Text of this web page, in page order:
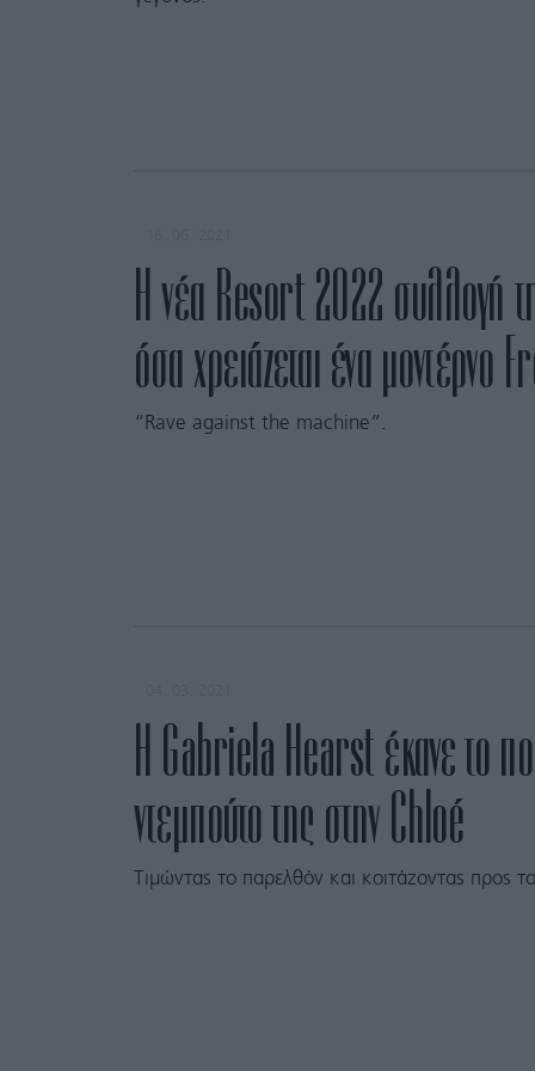
Η νέα Resort 2022 συλλογή
όσα χρειάζεται ένα
“Rave against the machine”.
Η Gabriela Hearst έκανε το
ντεμπούτο της στην Chloé
Τιμώντας το παρελθόν και κοιτάζοντας προς